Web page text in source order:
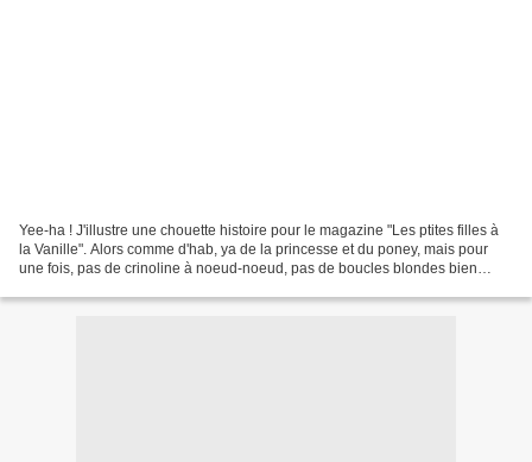
Yee-ha ! J'illustre une chouette histoire pour le magazine "Les ptites filles à
la Vanille". Alors comme d'hab, ya de la princesse et du poney, mais pour
une fois, pas de crinoline à noeud-noeud, pas de boucles blondes bien